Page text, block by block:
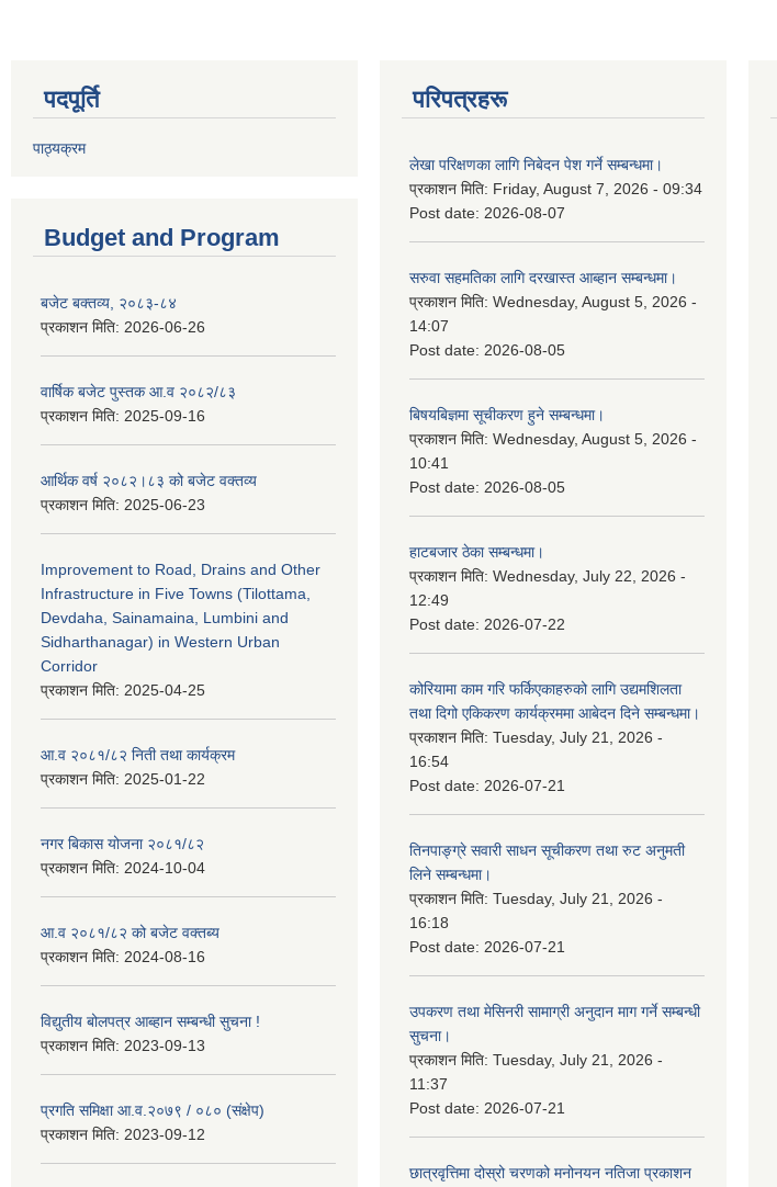
पदपूर्ति
पाठ्यक्रम
Budget and Program
बजेट बक्तव्य, २०८३-८४
प्रकाशन मिति: 2026-06-26
वार्षिक बजेट पुस्तक आ.व २०८२/८३
प्रकाशन मिति: 2025-09-16
आर्थिक वर्ष २०८२।८३ को बजेट वक्तव्य
प्रकाशन मिति: 2025-06-23
Improvement to Road, Drains and Other
Infrastructure in Five Towns (Tilottama,
Devdaha, Sainamaina, Lumbini and
Sidharthanagar) in Western Urban
Corridor
प्रकाशन मिति: 2025-04-25
आ.व २०८१/८२ निती तथा कार्यक्रम
प्रकाशन मिति: 2025-01-22
नगर बिकास योजना २०८१/८२
प्रकाशन मिति: 2024-10-04
आ.व २०८१/८२ को बजेट वक्तब्य
प्रकाशन मिति: 2024-08-16
विद्युतीय बोलपत्र आब्हान सम्बन्धी सुचना !
प्रकाशन मिति: 2023-09-13
प्रगति समिक्षा आ.व.२०७९ / ०८० (संक्षेप)
प्रकाशन मिति: 2023-09-12
परिपत्रहरू
लेखा परिक्षणका लागि निबेदन पेश गर्ने सम्बन्धमा।
प्रकाशन मिति: Friday, August 7, 2026 - 09:34
Post date: 2026-08-07
सरुवा सहमतिका लागि दरखास्त आब्हान सम्बन्धमा।
प्रकाशन मिति: Wednesday, August 5, 2026 -
14:07
Post date: 2026-08-05
बिषयबिज्ञमा सूचीकरण हुने सम्बन्धमा।
प्रकाशन मिति: Wednesday, August 5, 2026 -
10:41
Post date: 2026-08-05
हाटबजार ठेका सम्बन्धमा।
प्रकाशन मिति: Wednesday, July 22, 2026 -
12:49
Post date: 2026-07-22
कोरियामा काम गरि फर्किएकाहरुको लागि उद्यमशिलता
तथा दिगो एकिकरण कार्यक्रममा आबेदन दिने सम्बन्धमा।
प्रकाशन मिति: Tuesday, July 21, 2026 -
16:54
Post date: 2026-07-21
तिनपाङ्ग्रे सवारी साधन सूचीकरण तथा रुट अनुमती
लिने सम्बन्धमा।
प्रकाशन मिति: Tuesday, July 21, 2026 -
16:18
Post date: 2026-07-21
उपकरण तथा मेसिनरी सामाग्री अनुदान माग गर्ने सम्बन्धी
सुचना।
प्रकाशन मिति: Tuesday, July 21, 2026 -
11:37
Post date: 2026-07-21
छात्रवृत्तिमा दोस्रो चरणको मनोनयन नतिजा प्रकाशन